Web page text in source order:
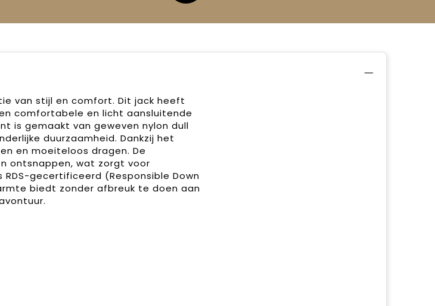
van stijl en comfort. Dit jack heeft
comfortabele en licht aansluitende
is gemaakt van geweven nylon dull
duurzaamheid. Dankzij het
en moeiteloos dragen. De
ontsnappen, wat zorgt voor
gecertificeerd (Responsible Down
biedt zonder afbreuk te doen aan